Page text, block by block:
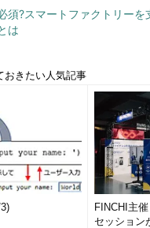
ファレンスに焦点を合わせた
イズである。時間さえかけ
検索して見つけ出してみて
ある。Wikipediaを洗った
ながら、筆者の周りには「X
情報がない状態だった。「
・ハッカー」「ハッカーズ」
なハッカー関連のものは見て
須?スマートファクトリーを
は
おきたい人気記事
FINCHI主
セッション